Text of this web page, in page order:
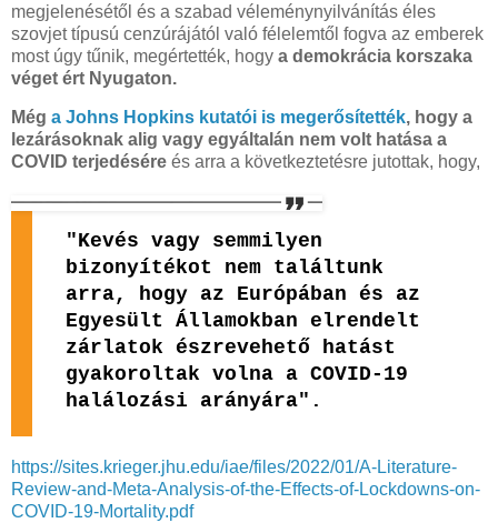
megjelenésétől és a szabad véleménynyilvánítás éles
szovjet típusú cenzúrájától való félelemtől fogva az emberek
most úgy tűnik, megértették, hogy a demokrácia korszaka
véget ért Nyugaton.
Még a Johns Hopkins kutatói is megerősítették, hogy a
lezárásoknak alig vagy egyáltalán nem volt hatása a
COVID terjedésére és arra a következtetésre jutottak, hogy,
"Kevés vagy semmilyen
bizonyítékot nem találtunk
arra, hogy az Európában és az
Egyesült Államokban elrendelt
zárlatok észrevehető hatást
gyakoroltak volna a COVID-19
halálozási arányára".
https://sites.krieger.jhu.edu/iae/files/2022/01/A-Literature-
Review-and-Meta-Analysis-of-the-Effects-of-Lockdowns-on-
COVID-19-Mortality.pdf